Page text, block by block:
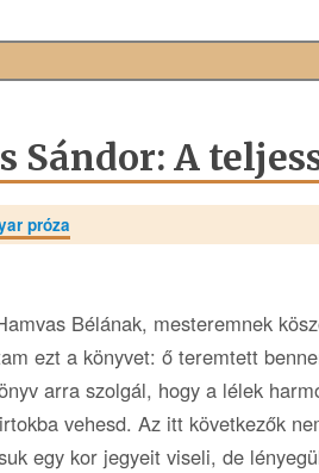
Sándor: A
próza
Bélának, mesteremnek
ezt a könyvet: ő teremtett
arra szolgál, hogy a lélek
vehesd. Az itt következők
egy kor jegyeit viseli, de